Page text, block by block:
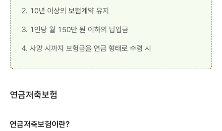
5
0
만
원
이
하
(
일
시
납
1
억
하
)
2. 10년 이상의 보험계약 유지
3. 1인당 월 150만 원 이하의 납입금
4. 사망 시까지 보험금을 연금 형태로 수령 시
연금저축보험
연금저축보험이란?